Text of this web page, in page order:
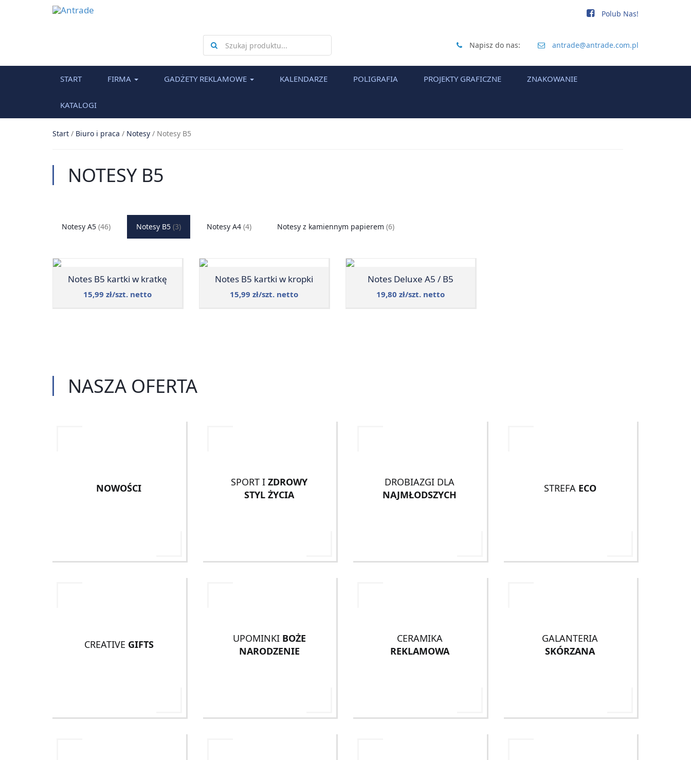
Search
for
Napisz do nas: antrade@antrade.com.pl
Polub Nas!
START FIRMA GADŻETY REKLAMOWE KALENDARZE POLIGRAFIA PROJEKTY GRAFICZNE ZNAKOWANIE
KATALOGI
Start / Biuro i praca / Notesy / Notesy B5
NOTESY B5
Notesy A5 (46) Notesy B5 (3) Notesy A4 (4) Notesy z kamiennym papierem (6)
Notes B5 kartki w kratkę
15,99 zł/szt. netto
Notes B5 kartki w kropki
15,99 zł/szt. netto
Notes Deluxe A5 / B5
19,80 zł/szt. netto
NASZA OFERTA
NOWOŚCI SPORT IZDROWY
STYL ŻYCIA
DROBIAZGI DLA
NAJMŁODSZYCH
STREFA ECO
CREATIVE GIFTS UPOMINKI BOŻE
NARODZENIE
CERAMIKA
REKLAMOWA
GALANTERIA
SKÓRZANA